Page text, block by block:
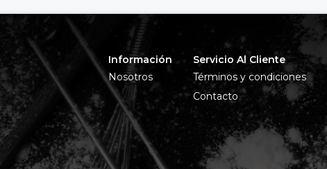
Información
Nosotros
Servicio Al Cliente
Términos y condiciones
Contacto